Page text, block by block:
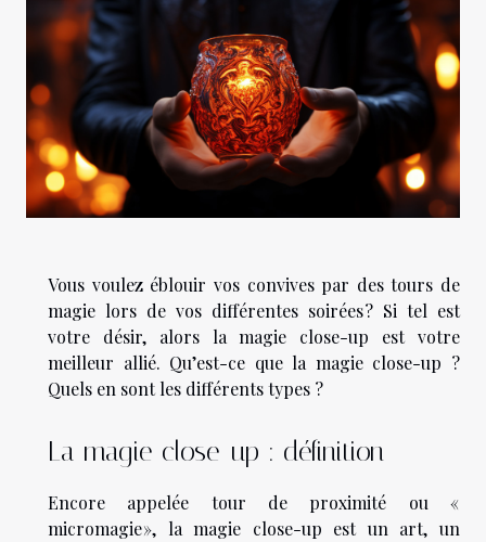
Vous voulez éblouir vos convives par des tours de
magie lors de vos différentes soirées ? Si tel est
votre désir, alors la magie close-up est votre
meilleur allié. Qu’est-ce que la magie close-up ?
Quels en sont les différents types ?
La magie close-up : définition
Encore appelée tour de proximité ou «
micromagie », la magie close-up est un art, un